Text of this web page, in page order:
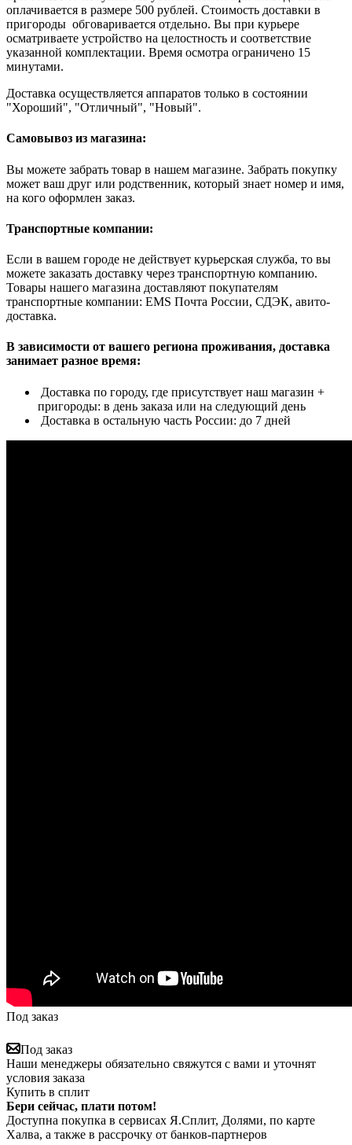
оплачивается в размере 500 рублей. Стоимость доставки в
пригороды обговаривается отдельно. Вы при курьере
осматриваете устройство на целостность и соответствие
указанной комплектации. Время осмотра ограничено 15
минутами.
Доставка осуществляется аппаратов только в состоянии
"Хороший", "Отличный", "Новый".
Самовывоз из магазина:
Вы можете забрать товар в нашем магазине. Забрать покупку
может ваш друг или родственник, который знает номер и имя,
на кого оформлен заказ.
Транспортные компании:
Если в вашем городе не действует курьерская служба, то вы
можете заказать доставку через транспортную компанию.
Товары нашего магазина доставляют покупателям
транспортные компании: EMS Почта России, СДЭК, авито-
доставка.
В зависимости от вашего региона проживания, доставка
занимает разное время:
Доставка по городу, где присутствует наш магазин +
пригороды: в день заказа или на следующий день
Доставка в остальную часть России: до 7 дней
Под заказ
Под заказ
Наши менеджеры обязательно свяжутся с вами и уточнят
условия заказа
Купить в сплит
Бери сейчас, плати потом!
Доступна покупка в сервисах Я.Сплит, Долями, по карте
Халва, а также в рассрочку от банков-партнеров